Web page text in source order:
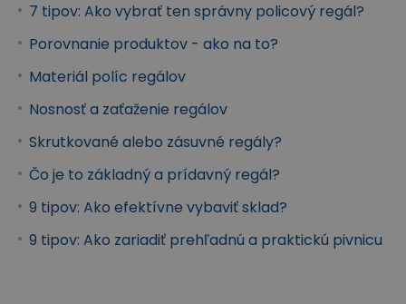
7 tipov: Ako vybrať ten správny policový regál?
Porovnanie produktov - ako na to?
Materiál políc regálov
Nosnosť a zaťaženie regálov
Skrutkované alebo zásuvné regály?
Čo je to základný a prídavný regál?
9 tipov: Ako efektívne vybaviť sklad?
9 tipov: Ako zariadiť prehľadnú a praktickú pivnicu